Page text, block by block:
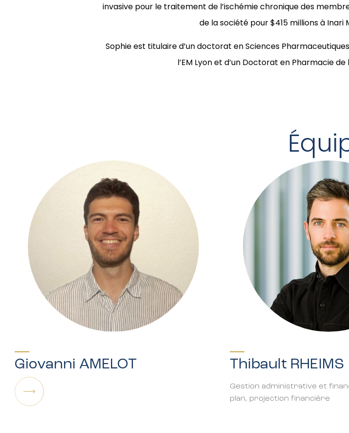
invasive pour le traitement de l’ischémie chronique des
de la société pour $415 millions à Inari
Sophie est titulaire d’un doctorat en Sciences
l’EM Lyon et d’un Doctorat en Pharmacie
Thibault RHEIMS
Gestion administrative et financière, business
plan, projection financière
PRÉSIDENTE
Entrepreunariat, growth